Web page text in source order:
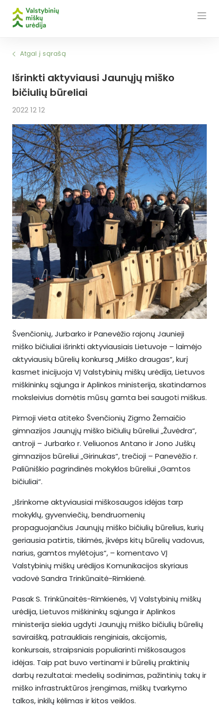
2022 12 12
Išrinkti aktyviausi Jaunųjų miško
bičiulių būreliai
Atgal į sąrašą
Švenčionių, Jurbarko ir Panevėžio rajonų Jaunieji
miško bičiuliai išrinkti aktyviausiais Lietuvoje – laimėjo
aktyviausių būrelių konkursą „Miško draugas“, kurį
kasmet inicijuoja VĮ Valstybinių miškų urėdija, Lietuvos
miškininkų sąjunga ir Aplinkos ministerija, skatindamos
moksleivius domėtis mūsų gamta bei saugoti miškus.
Pirmoji vieta atiteko Švenčionių Zigmo Žemaičio
gimnazijos Jaunųjų miško bičiulių būreliui „Žuvėdra“,
antroji – Jurbarko r. Veliuonos Antano ir Jono Juškų
gimnazijos būreliui „Girinukas“, trečioji – Panevėžio r.
Paliūniškio pagrindinės mokyklos būreliui „Gamtos
bičiuliai“.
„Išrinkome aktyviausiai miškosaugos idėjas tarp
mokyklų, gyvenviečių, bendruomenių
propaguojančius Jaunųjų miško bičiulių būrelius, kurių
geriausia patirtis, tikimės, įkvėps kitų būrelių vadovus,
narius, gamtos mylėtojus“, – komentavo VĮ
Valstybinių miškų urėdijos Komunikacijos skyriaus
vadovė Sandra Trinkūnaitė-Rimkienė.
Pasak S. Trinkūnaitės-Rimkienės, VĮ Valstybinių miškų
urėdija, Lietuvos miškininkų sąjunga ir Aplinkos
ministerija siekia ugdyti Jaunųjų miško bičiulių būrelių
saviraišką, patraukliais renginiais, akcijomis,
konkursais, straipsniais populiarinti miškosaugos
idėjas. Taip pat buvo vertinami ir būrelių praktinių
darbų rezultatai: medelių sodinimas, pažintinių takų ir
miško infrastruktūros įrengimas, miškų tvarkymo
talkos, inkilų kėlimas ir kitos veiklos.